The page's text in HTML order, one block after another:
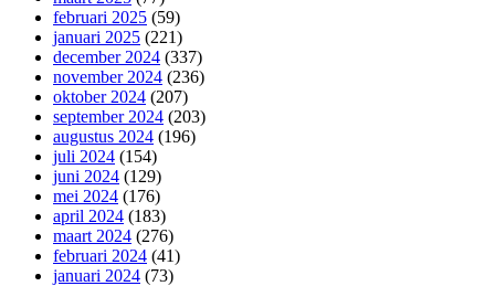
februari 2025 (59)
januari 2025 (221)
december 2024 (337)
november 2024 (236)
oktober 2024 (207)
september 2024 (203)
augustus 2024 (196)
juli 2024 (154)
juni 2024 (129)
mei 2024 (176)
april 2024 (183)
maart 2024 (276)
februari 2024 (41)
januari 2024 (73)